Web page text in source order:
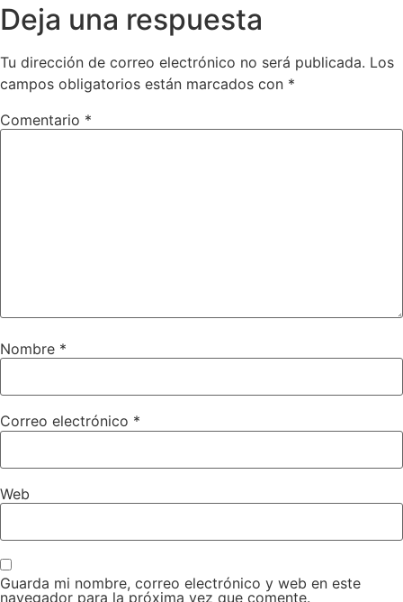
Deja una respuesta
Tu dirección de correo electrónico no será publicada. Los
campos obligatorios están marcados con *
Comentario *
Nombre *
Correo electrónico *
Web
Guarda mi nombre, correo electrónico y web en este
navegador para la próxima vez que comente.